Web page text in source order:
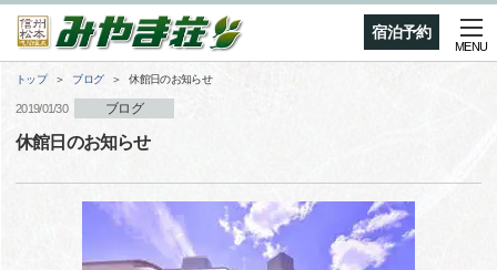
宿泊予約
MENU
トップ ブログ 休館日のお知らせ
2019/01/30 ブログ
休館日のお知らせ